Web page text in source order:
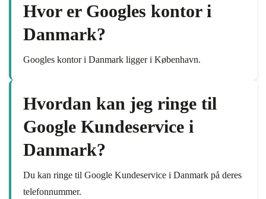
Hvor er Googles kontor i
Danmark?
Googles kontor i Danmark ligger i København.
Hvordan kan jeg ringe til
Google Kundeservice i
Danmark?
Du kan ringe til Google Kundeservice i Danmark på deres
telefonnummer.